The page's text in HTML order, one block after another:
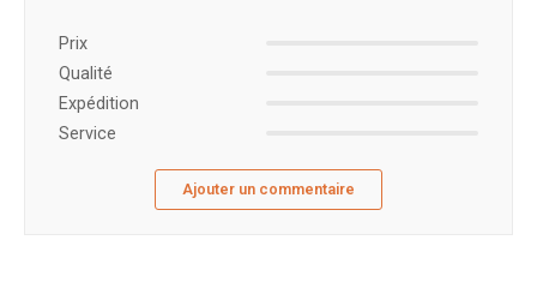
Prix ​​
Qualité
Expédition
Service
Ajouter un commentaire